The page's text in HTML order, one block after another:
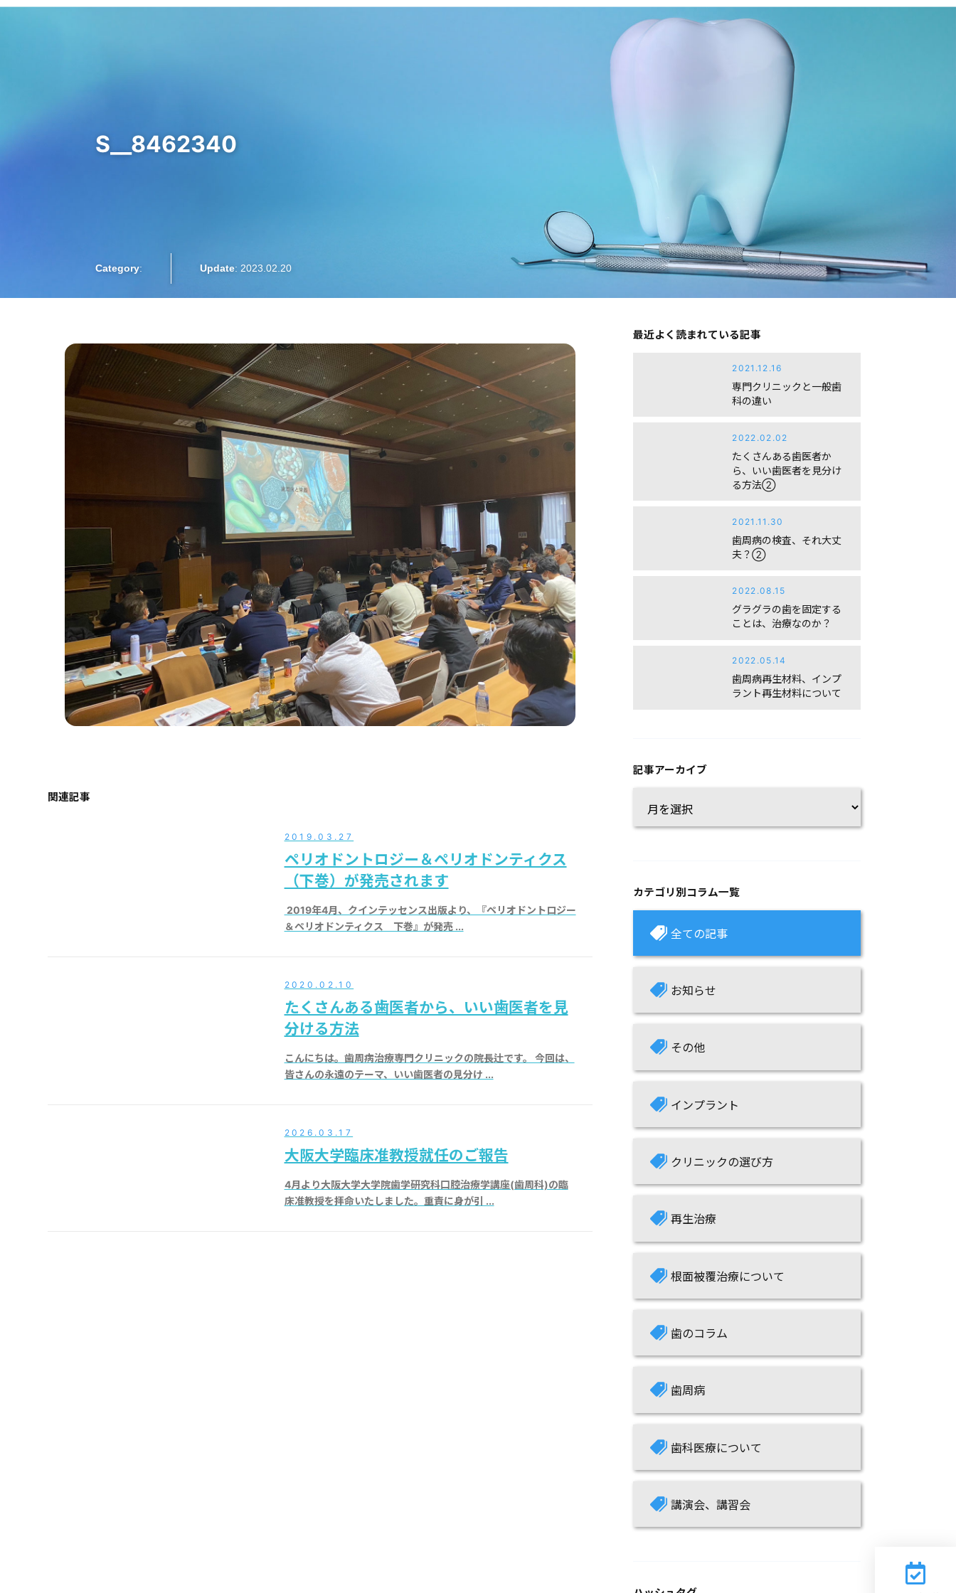
インプラント治療
インフォメーション 06-6743-4560
大阪駅 / 梅田駅から徒歩3分
S__8462340
Category Update : 2023.02.20
関連記事
2019.03.27
ペリオドントロジー＆ペリオドンティクス
（下巻）が発売されます
​ 2019年4月、クインテッセンス出版より、『ペリオドントロジー
＆ペリオドンティクス 下巻』が発売 ...
2020.02.10
たくさんある歯医者から、いい歯医者を見
分ける方法
こんにちは。歯周病治療専門クリニックの院長辻です。 今回は、
皆さんの永遠のテーマ、いい歯医者の見分け ...
2026.03.17
大阪大学臨床准教授就任のご報告
4月より大阪大学大学院歯学研究科口腔治療学講座(歯周科)の臨
床准教授を拝命いたしました。重責に身が引 ...
最近よく読まれている記事
専門クリニックと一般歯
科の違い
たくさんある歯医者か
ら、いい歯医者を見分け
る方法②
歯周病の検査、それ大丈
夫？②
2022.08.15
グラグラの歯を固定する
ことは、治療なのか？
2022.05.14
歯周病再生材料、インプ
ラント再生材料について
記事アーカイブ
カテゴリ別コラム一覧
全ての記事
お知らせ
その他
インプラント
クリニックの選び方
再生治療
根面被覆治療について
歯のコラム
歯周病
歯科医療について
講演会、講習会
ハッシュタグ